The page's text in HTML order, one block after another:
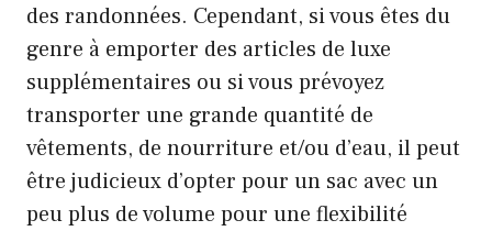
des randonnées. Cependant, si vous êtes du
genre à emporter des articles de luxe
supplémentaires ou si vous prévoyez
transporter une grande quantité de
vêtements, de nourriture et/ou d’eau, il peut
être judicieux d’opter pour un sac avec un
peu plus de volume pour une flexibilité